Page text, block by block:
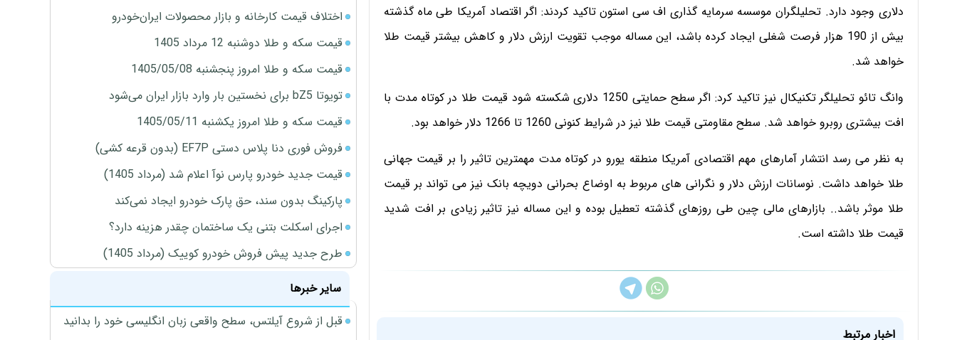
دلاری وجود دارد. تحلیلگران موسسه سرمایه گذاری اف سی استون تاکید کردند: اگر اقتصاد آمریکا طی ماه گذشته
بیش از 190 هزار فرصت شغلی ایجاد کرده باشد، این مساله موجب تقویت ارزش دلار و کاهش بیشتر قیمت طلا
خواهد شد.
وانگ تائو تحلیلگر تکنیکال نیز تاکید کرد: اگر سطح حمایتی 1250 دلاری شکسته شود قیمت طلا در کوتاه مدت با
افت بیشتری روبرو خواهد شد. سطح مقاومتی قیمت طلا نیز در شرایط کنونی 1260 تا 1266 دلار خواهد بود.
به نظر می رسد انتشار آمارهای مهم اقتصادی آمریکا منطقه یورو در کوتاه مدت مهمترین تاثیر را بر قیمت جهانی
طلا خواهد داشت. نوسانات ارزش دلار و نگرانی های مربوط به اوضاع بحرانی دویچه بانک نیز می تواند بر قیمت
طلا موثر باشد.. بازارهای مالی چین طی روزهای گذشته تعطیل بوده و این مساله نیز تاثیر زیادی بر افت شدید
قیمت طلا داشته است.
اخبار مرتبط
اختلاف قیمت کارخانه و بازار محصولات ایران‌خودرو
قیمت سکه و طلا دوشنبه 12 مرداد 1405
قیمت سکه و طلا امروز پنجشنبه 1405/05/08
تویوتا bZ5 برای نخستین بار وارد بازار ایران می‌شود
قیمت سکه و طلا امروز یکشنبه 1405/05/11
فروش فوری دنا پلاس دستی EF7P (بدون قرعه کشی)
قیمت جدید خودرو پارس نوآ اعلام شد (مرداد 1405)
پارکینگ بدون سند، حق پارک خودرو ایجاد نمی‌کند
اجرای اسکلت بتنی یک ساختمان چقدر هزینه دارد؟
طرح جدید پیش فروش خودرو کوییک (مرداد 1405)
سایر خبرها
قبل از شروع آیلتس، سطح واقعی زبان انگلیسی خود را بدانید